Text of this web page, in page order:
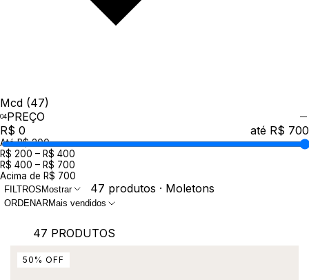
Mcd (47)
PREÇO
R$ 0
até R$ 700
Até R$ 200
R$ 200 – R$ 400
R$ 400 – R$ 700
Acima de R$ 700
FILTROS Mostrar 47 produtos · Moletons
ORDENARMais vendidos
47 PRODUTOS
50 % OFF